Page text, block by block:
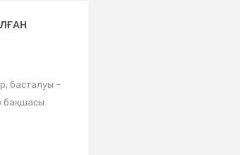
басталуы –
бақшасы